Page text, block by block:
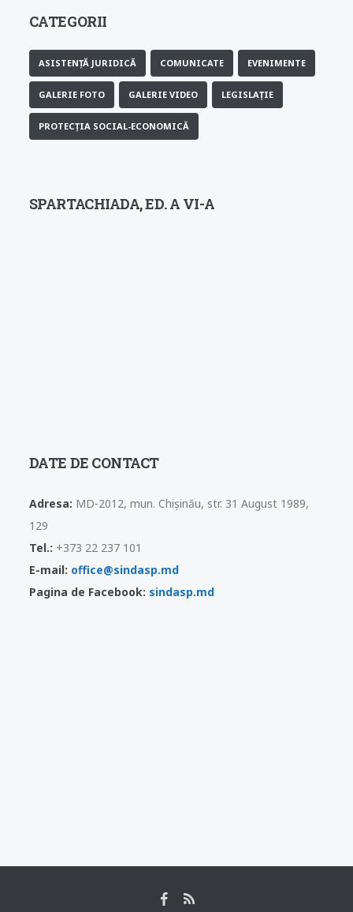
CATEGORII
ASISTENȚĂ JURIDICĂ COMUNICATE EVENIMENTE
GALERIE FOTO GALERIE VIDEO LEGISLAȚIE
PROTECȚIA SOCIAL-ECONOMICĂ
SPARTACHIADA, ED. A VI-A
DATE DE CONTACT
Adresa: MD-2012, mun. Chișinău, str. 31 August 1989,
129
Tel.: +373 22 237 101
E-mail: office@sindasp.md
Pagina de Facebook: sindasp.md